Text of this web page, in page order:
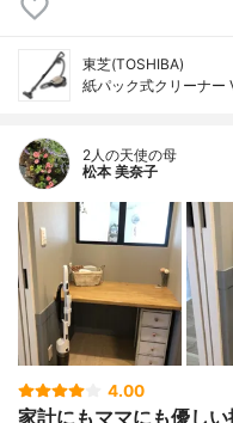
東芝(TOSHIBA)
紙パック式クリーナー
2人の天使の母
松本 美奈子
4.00
家計にもママにも優し